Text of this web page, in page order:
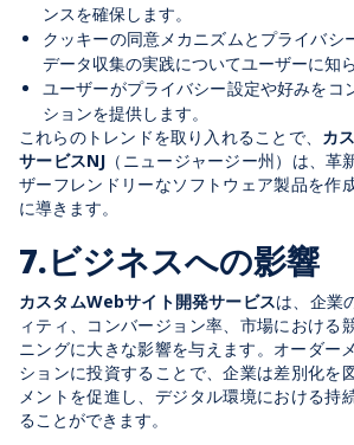
ンスを確保します。
クッキーの同意メカニズムとプライバシ
データ収集の実践についてユーザーに知ら
ユーザーがプライバシー設定や好みをコ
ションを提供します。
これらのトレンドを取り入れることで、 カ
サービスNJ （ニュージャージー州）は、革
ザーフレンドリーなソフトウェア製品を作
に導きます。
7.ビジネスへの影響
カスタムWebサイト開発サービスは、企業
ィティ、コンバージョン率、市場における
ニングに大きな影響を与えます。オーダー
ションに投資することで、企業は差別化を
メントを促進し、デジタル環境における持
ることができます。